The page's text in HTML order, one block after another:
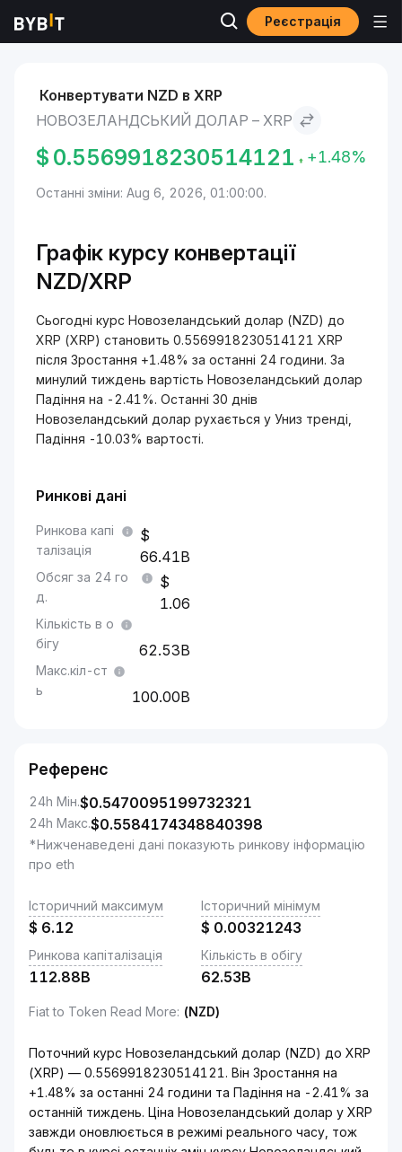
Реєстрація
Ринки Новозеландський долар to XRP
Конвертувати NZD в XRP
НОВОЗЕЛАНДСЬКИЙ ДОЛАР – XRP
$ 0.5569918230514121 +1.48%
Останні зміни: Aug 6, 2026, 01:00:00.
Графік курсу конвертації
NZD/XRP
Сьогодні курс Новозеландський долар (NZD) до
XRP (XRP) становить 0.5569918230514121 XRP
після Зростання +1.48% за останні 24 години. За
минулий тиждень вартість Новозеландський долар
Падіння на -2.41%. Останні 30 днів
Новозеландський долар рухається у Униз тренді,
Падіння -10.03% вартості.
Ринкові дані
Ринкова капі
талізація
66.41B
Обсяг за 24 го
д.
1.06
Кількість в о
бігу
62.53B
Макс.кіл-ст
ь
100.00B
Референс
24h Мін.$0.5470095199732321
24h Макс.$0.5584174348840398
*Нижченаведені дані показують ринкову інформацію
про eth
Історичний максимум
$ 6.12
Історичний мінімум
$ 0.00321243
Ринкова капіталізація
112.88B
Кількість в обігу
62.53B
Fiat to Token Read More: (NZD)
Поточний курс Новозеландський долар (NZD) до XRP
(XRP) — 0.5569918230514121. Він Зростання на
+1.48% за останні 24 години та Падіння на -2.41% за
останній тиждень. Ціна Новозеландський долар у XRP
завжди оновлюється в режимі реального часу, тож